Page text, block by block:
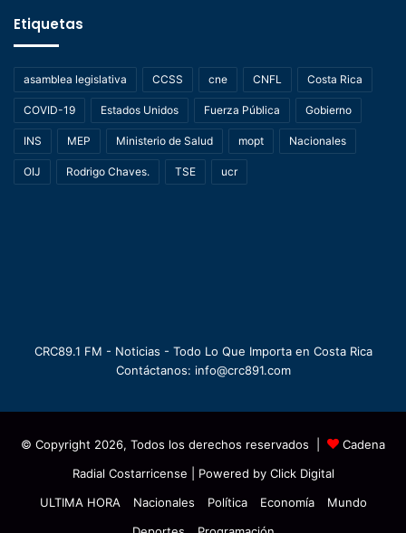
Etiquetas
asamblea legislativa CCSS cne CNFL Costa Rica
COVID-19 Estados Unidos Fuerza Pública Gobierno
INS MEP Ministerio de Salud mopt Nacionales
OIJ Rodrigo Chaves. TSE ucr
CRC89.1 FM - Noticias - Todo Lo Que Importa en Costa Rica
Contáctanos: info@crc891.com
© Copyright 2026, Todos los derechos reservados |
Cadena
Radial Costarricense | Powered by Click Digital
ULTIMA HORA
Nacionales Política Economía
Mundo